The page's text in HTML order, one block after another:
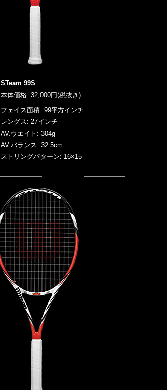
STeam 99S
本体価格: 32,000円(税抜き)
フェイス面積: 99平方インチ
レングス: 27インチ
AV.ウエイト: 304g
AV.バランス: 32.5cm
ストリングパターン: 16×15